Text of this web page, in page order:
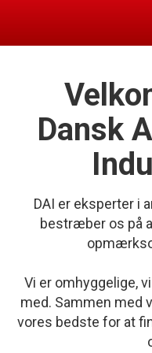
Dansk
DAI er eksperter i
bestræber os på
Vi er omhyggelige,
med. Sammen med
vores bedste for at